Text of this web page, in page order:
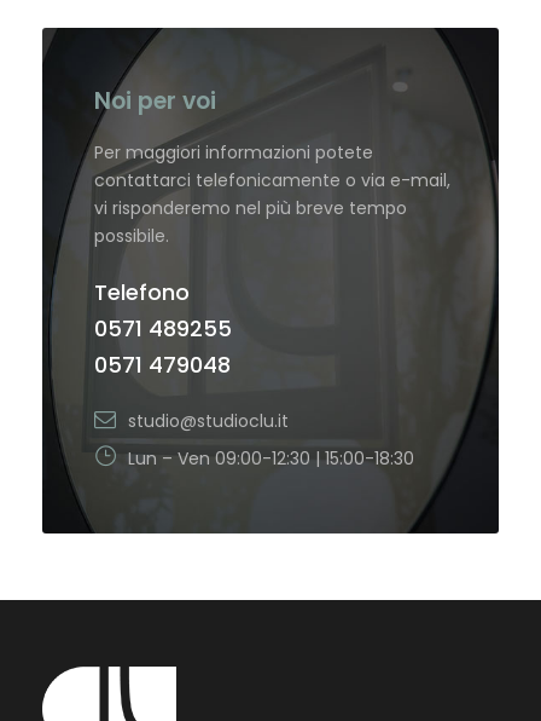
Noi per voi
Per maggiori informazioni potete
contattarci telefonicamente o via e-mail,
vi risponderemo nel più breve tempo
possibile.
Telefono
0571 489255
0571 479048
studio@studioclu.it
Lun – Ven 09:00-12:30 | 15:00-18:30